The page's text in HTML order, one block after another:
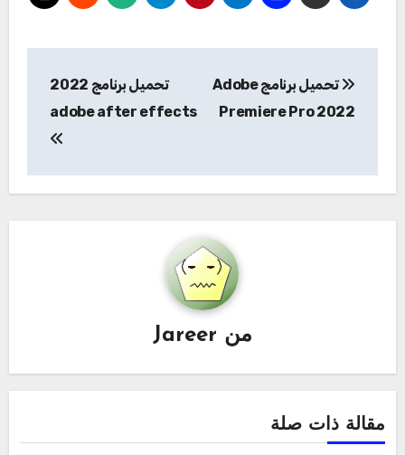
المقالات
تحميل برنامج Adobe
Premiere Pro 2022
تحميل برنامج 2022
adobe after effects
من Jareer
مقالة ذات صلة